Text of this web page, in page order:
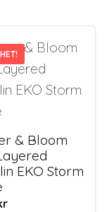
& Bloom
EKO Storm